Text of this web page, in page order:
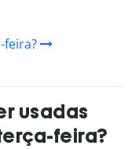
feira?
usadas
feira?